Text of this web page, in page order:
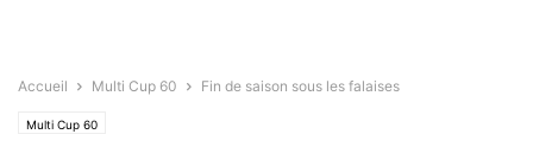
Accueil Multi Cup 60 Fin de saison sous les falaises
Multi Cup 60